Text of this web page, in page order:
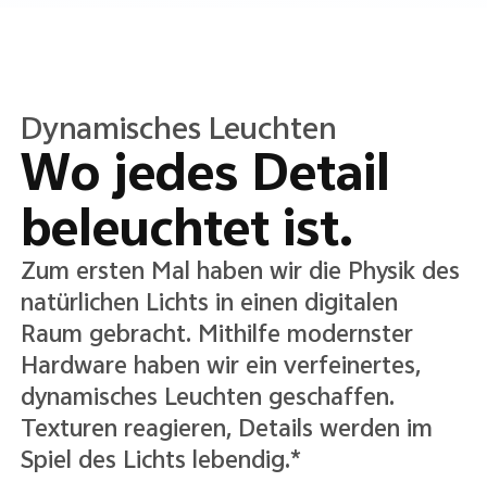
Durchscheinende Farbe
Transparenz in
jedem Detail.
Ein neues durchscheinendes Farbsystem
verleiht der Benutzeroberfläche
Leichtigkeit und Klarheit und sorgt für
mehr Tiefe, während Text und Symbole
klar, deutlich und leicht lesbar bleiben.*